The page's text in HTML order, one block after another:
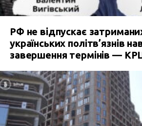
РФ не відпускає
українських політв’язнів
завершення термінів —